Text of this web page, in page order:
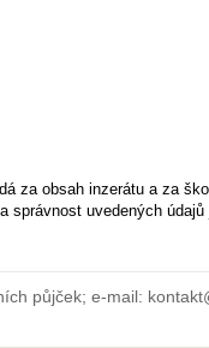
za obsah inzerátu a za
správnost uvedených
půjček; e-mail: